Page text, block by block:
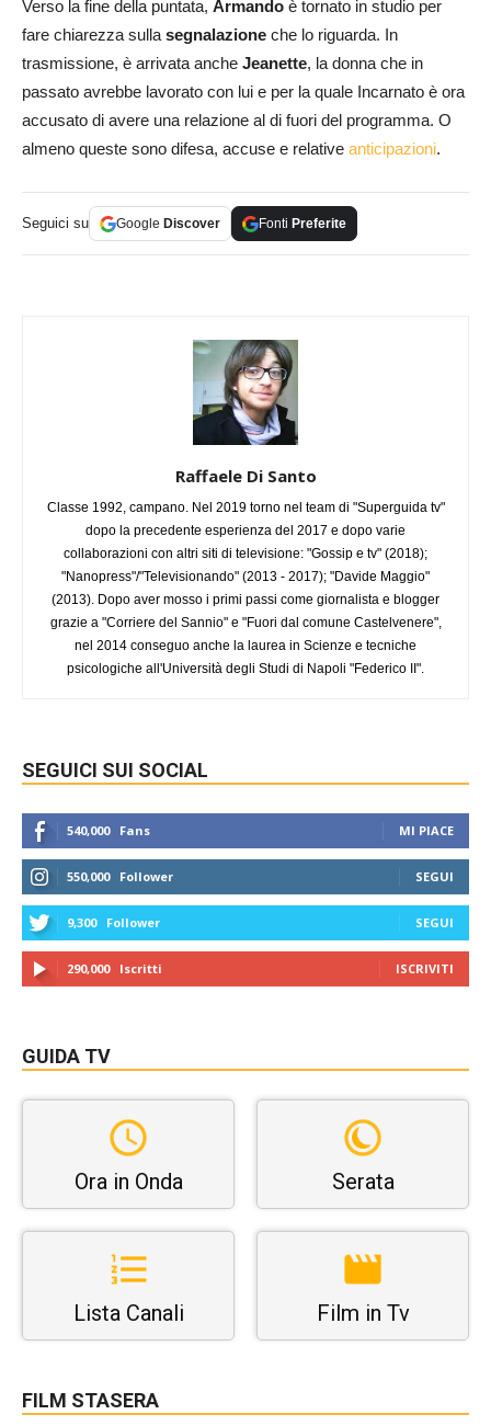
Verso la fine della puntata, Armando è tornato in studio per
fare chiarezza sullasegnalazione che lo riguarda. In
trasmissione, è arrivata anche Jeanette, la donna che in
passato avrebbe lavorato con lui e per la quale Incarnato è ora
accusato di avere una relazione al di fuori del programma. O
almeno queste sono difesa, accuse e relative anticipazioni.
Seguici su Google Discover Fonti Preferite
Raffaele Di Santo
Classe 1992, campano. Nel 2019 torno nel team di "Superguida tv"
dopo la precedente esperienza del 2017 e dopo varie
collaborazioni con altri siti di televisione: "Gossip e tv" (2018);
"Nanopress"/"Televisionando" (2013 - 2017); "Davide Maggio"
(2013). Dopo aver mosso i primi passi come giornalista e blogger
grazie a "Corriere del Sannio" e "Fuori dal comune Castelvenere",
nel 2014 conseguo anche la laurea in Scienze e tecniche
psicologiche all'Università degli Studi di Napoli "Federico II".
SEGUICI SUI SOCIAL
540,000 Fans MI PIACE
550,000 Follower SEGUI
9,300 Follower SEGUI
290,000 Iscritti ISCRIVITI
GUIDA TV
Ora in Onda Serata
Lista Canali Film in Tv
FILM STASERA